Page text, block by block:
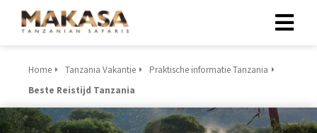
Home Tanzania Vakantie
Praktische informatie Tanzania
Beste Reistijd Tanzania